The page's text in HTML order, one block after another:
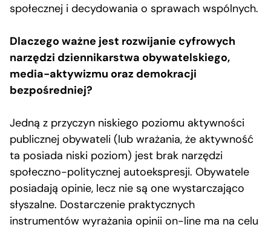
społecznej i decydowania o sprawach wspólnych.
Dlaczego ważne jest rozwijanie cyfrowych
narzędzi dziennikarstwa obywatelskiego,
media-aktywizmu oraz demokracji
bezpośredniej?
Jedną z przyczyn niskiego poziomu aktywności
publicznej obywateli (lub wrażania, że aktywność
ta posiada niski poziom) jest brak narzędzi
społeczno-politycznej autoekspresji. Obywatele
posiadają opinie, lecz nie są one wystarczająco
słyszalne. Dostarczenie praktycznych
instrumentów wyrażania opinii on-line ma na celu